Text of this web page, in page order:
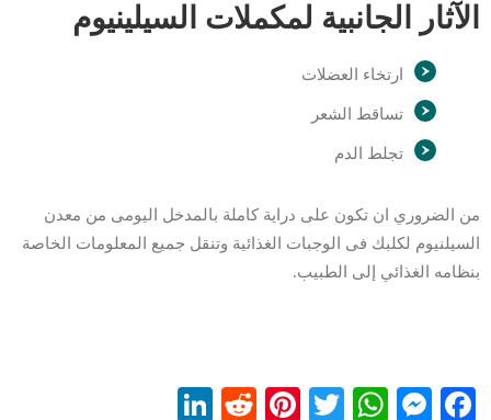
الآثار الجانبية لمكملات السيلينيوم
ارتخاء العضلات
تساقط الشعر
تجلط الدم
من الضروري ان تكون على دراية كاملة بالمدخل اليومى من معدن
السيلنيوم لكلبك فى الوجبات الغذائية وتنقل جميع المعلومات الخاصة
بنظامه الغذائي إلى الطبيب.
Facebook
Messenger
WhatsApp
Twitter
Pinterest
Reddit